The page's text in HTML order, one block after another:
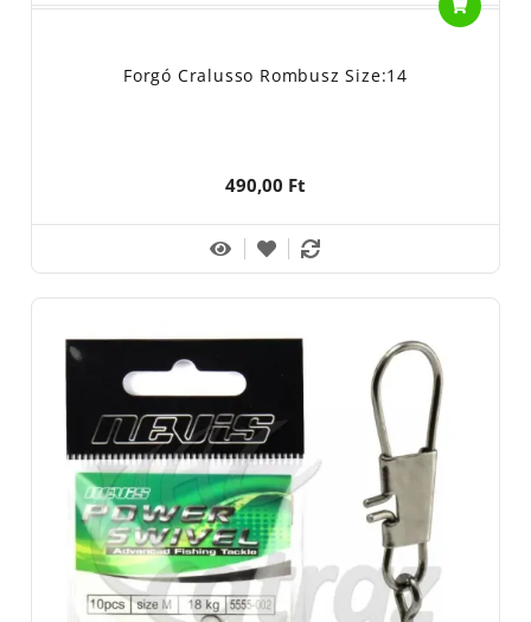
Forgó Cralusso Rombusz Size:14
490,00 Ft